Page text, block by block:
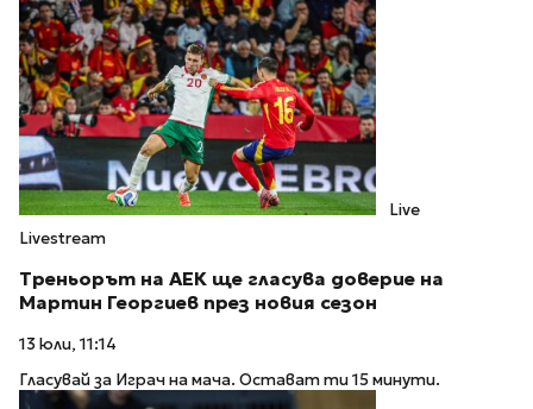
Live
Livestream
Треньорът на АЕК ще гласува доверие на
Мартин Георгиев през новия сезон
13 юли, 11:14
Гласувай за Играч на мача. Остават ти 15 минути.